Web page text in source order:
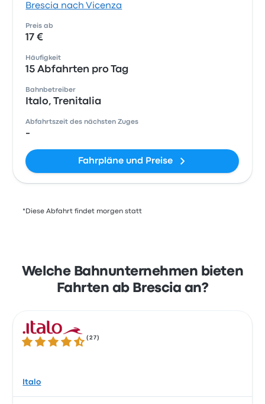
Brescia nach Vicenza
Preis ab
17 €
Häufigkeit
15 Abfahrten pro Tag
Bahnbetreiber
Italo, Trenitalia
Abfahrtszeit des nächsten Zuges
-
Fahrpläne und Preise
*Diese Abfahrt findet morgen statt
Welche Bahnunternehmen bieten
Fahrten ab Brescia an?
4.5 von 5 Sternen
(27 )
Italo